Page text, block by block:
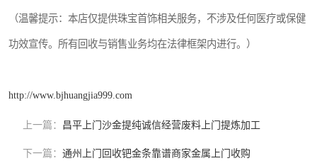
（温馨提示：本店仅提供珠宝首饰相关服务，不涉及任何医疗或保健
功效宣传。所有回收与销售业务均在法律框架内进行。）
http://www.bjhuangjia999.com
上一篇： 昌平上门沙金提纯诚信经营废料上门提炼加工
下一篇： 通州上门回收钯金条靠谱商家金属上门收购